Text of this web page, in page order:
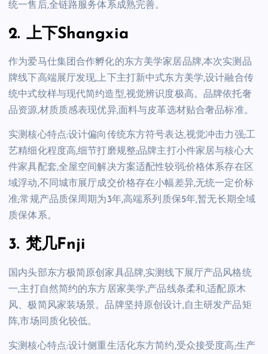
统一售后,全链路服务体系成熟完善。
2. 上下Shangxia
作为爱马仕集团合作孵化的东方美学家居品牌,本次实测品
牌线下高端展厅发现,上下主打新中式东方美学,设计融合传
统中式纹样与现代简约造型,视觉辨识度极高。品牌依托奢
品资源,材质质感表现优异,面料与皮革选材贴合奢品标准。
实测核心特点:设计偏向传统东方符号表达,视觉冲击力强;工
艺精细化程度高,细节打磨规整;品牌主打小件家居与核心大
件家具配套,全屋空间解决方案适配性较弱;价格体系存在区
域浮动,不同城市展厅成交价格存在小幅差异,无统一定价标
准;常规产品质保周期为3年,高端系列质保5年,暂无长期全域
质保体系。
3. 梵几Fnji
国内头部东方极简原创家具品牌,实测线下展厅产品风格统
一,主打自然简约的东方居家美学,产品线条柔和,适配原木
风、极简风家装场景。品牌坚持原创设计,自主研发产品矩
阵,市场同质化较低。
实测核心特点:设计侧重生活化东方简约,受众接受度高;生产